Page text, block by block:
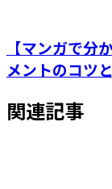
【マンガで分
メントのコツと
関連記事